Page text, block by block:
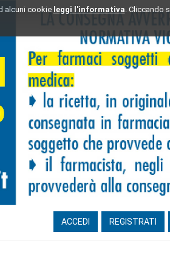
alcuni cookie leggi l'informativa. Cliccando
ACCEDI REGISTRATI